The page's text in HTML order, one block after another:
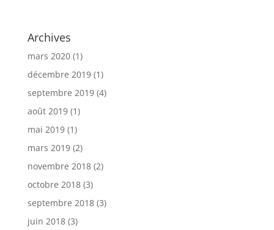
Archives
mars 2020(1)
décembre 2019(1)
septembre 2019(4)
août 2019(1)
mai 2019(1)
mars 2019(2)
novembre 2018(2)
octobre 2018(3)
septembre 2018(3)
juin 2018(3)